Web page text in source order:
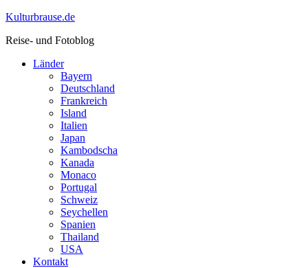
Skip
content
Kulturbrause.de
Reise- und Fotoblog
Länder
Bayern
Deutschland
Frankreich
Island
Italien
Japan
Kambodscha
Kanada
Monaco
Portugal
Schweiz
Seychellen
Spanien
Thailand
USA
Kontakt